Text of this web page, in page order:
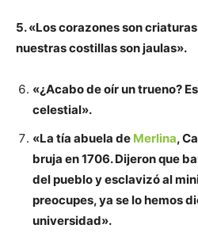
5. «Los corazones son
nuestras costillas son jaulas».
«¿Acabo de oír un trueno?
celestial».
«La tía abuela de Merlina,
bruja en 1706. Dijeron que
del pueblo y esclavizó al
preocupes, ya se lo hemos
universidad».